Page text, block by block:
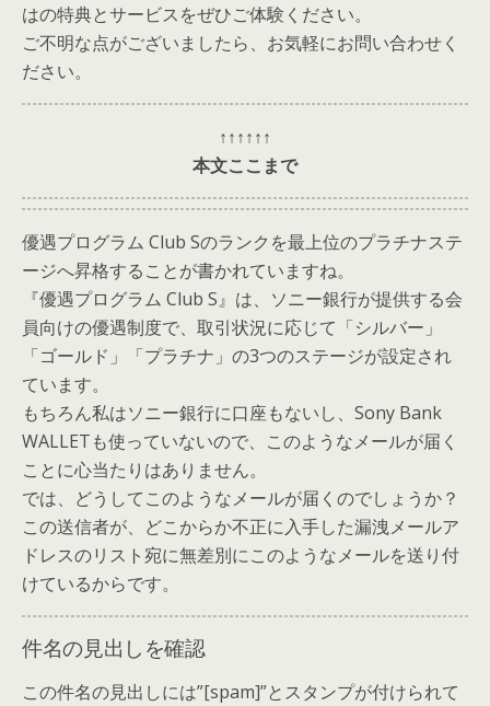
はの特典とサービスをぜひご体験ください。
ご不明な点がございましたら、お気軽にお問い合わせく
ださい。
↑↑↑↑↑↑
本文ここまで
優遇プログラム Club Sのランクを最上位のプラチナステ
ージへ昇格することが書かれていますね。
『優遇プログラム Club S』は、ソニー銀行が提供する会
員向けの優遇制度で、取引状況に応じて「シルバー」
「ゴールド」「プラチナ」の3つのステージが設定され
ています。
もちろん私はソニー銀行に口座もないし、Sony Bank
WALLETも使っていないので、このようなメールが届く
ことに心当たりはありません。
では、どうしてこのようなメールが届くのでしょうか？
この送信者が、どこからか不正に入手した漏洩メールア
ドレスのリスト宛に無差別にこのようなメールを送り付
けているからです。
件名の見出しを確認
この件名の見出しには”[spam]”とスタンプが付けられて